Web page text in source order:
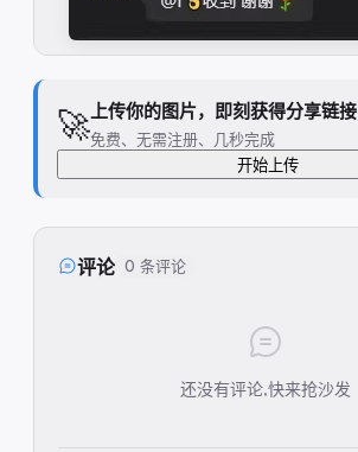
🚀上传你的图片，即刻获得分享链接
免费、无需注册、几秒完成
开始上传
评论 0 条评论
还没有评论,快来抢沙发